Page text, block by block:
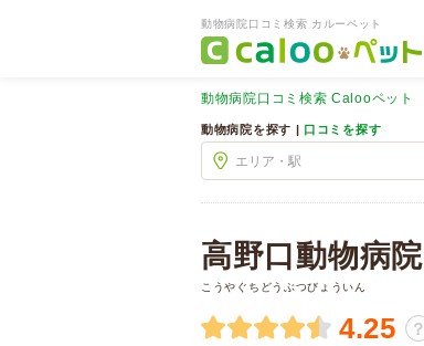
動物病院口コミ検索 カルーペット
動物病院口コミ検索 Calooペット
動物病院を探す | 口コミを探す
高野口動物病院
こうやぐちどうぶつびょういん
4.25 ？